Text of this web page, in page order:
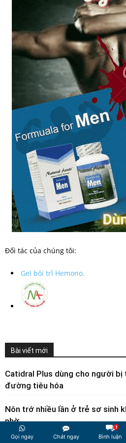
Đối tác của chúng tôi:
Gel bôi trĩ Hemono.
Bài viết mới
Catidral Plus dùng cho người bị
đường tiêu hóa
Nôn trớ nhiều lần ở trẻ sơ sinh
nhờ...
Gọi ngay Chát ngay
1
Bình luận